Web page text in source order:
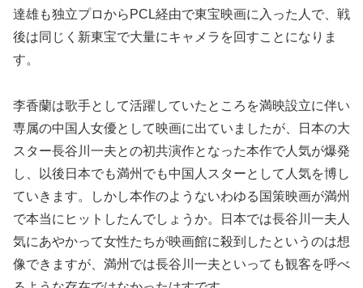
達雄も独立プロからPCL経由で東宝映画に入った人で、戦
後は同じく新東宝で大量にキャメラを回すことになりま
す。
李香蘭は歌手として活躍していたところを満映設立に伴い
専属の中国人女優として映画に出ていましたが、日本の大
スター長谷川一夫との初共演作となった本作で人気が爆発
し、以後日本でも満州でも中国人スターとして人気を博し
ていきます。しかし本作のようないわゆる国策映画が満州
で本当にヒットしたんでしょうか。日本では長谷川一夫人
気にあやかって女性たちが映画館に殺到したというのは想
像できますが、満州では長谷川一夫といっても観客を呼べ